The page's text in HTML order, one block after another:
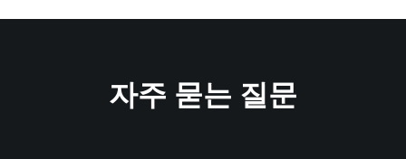
자주 묻는 질문